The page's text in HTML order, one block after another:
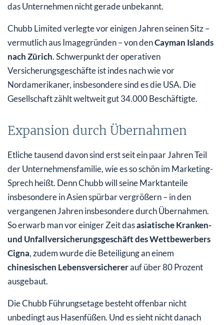
das Unternehmen nicht gerade unbekannt.
Chubb Limited verlegte vor einigen Jahren seinen Sitz –
vermutlich aus Imagegründen – von denCayman Islands
nach Zürich. Schwerpunkt der operativen
Versicherungsgeschäfte ist indes nach wie vor
Nordamerikaner, insbesondere sind es die USA. Die
Gesellschaft zählt weltweit gut 34.000 Beschäftigte.
Expansion durch Übernahmen
Etliche tausend davon sind erst seit ein paar Jahren Teil
der Unternehmensfamilie, wie es so schön im Marketing-
Sprech heißt. Denn Chubb will seine Marktanteile
insbesondere in Asien spürbar vergrößern – in den
vergangenen Jahren insbesondere durch Übernahmen.
So erwarb man vor einiger Zeit dasasiatische Kranken-
und Unfallversicherungsgeschäft des Wettbewerbers
Cigna, zudem wurde die Beteiligung an einem
chinesischen Lebensversichererauf über 80 Prozent
ausgebaut.
Die Chubb Führungsetage besteht offenbar nicht
unbedingt aus Hasenfüßen. Und es sieht nicht danach